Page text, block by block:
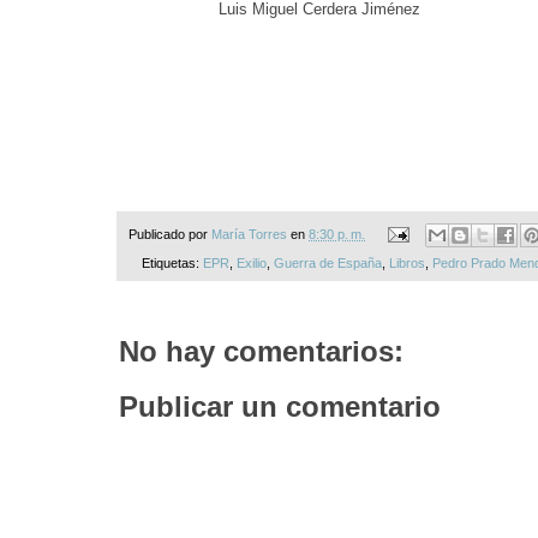
Luis Miguel Cerdera Jiménez
Publicado por María Torres en 8:30 p. m.
Etiquetas: EPR Exilio, Guerra de España, Libros Pedro Prado
No hay comentarios:
Publicar un comentario